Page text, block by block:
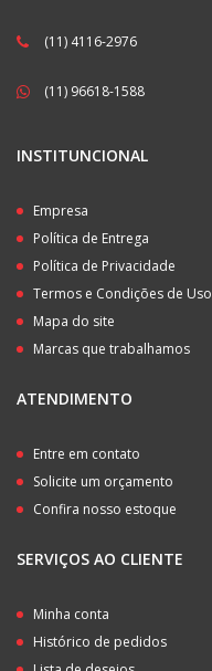
(11) 4116-2976
(11) 96618-1588
INSTITUNCIONAL
Empresa
Política de Entrega
Política de Privacidade
Termos e Condições de Uso
Mapa do site
Marcas que trabalhamos
ATENDIMENTO
Entre em contato
Solicite um orçamento
Confira nosso estoque
SERVIÇOS AO CLIENTE
Minha conta
Histórico de pedidos